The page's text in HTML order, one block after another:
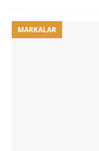
MARKALAR